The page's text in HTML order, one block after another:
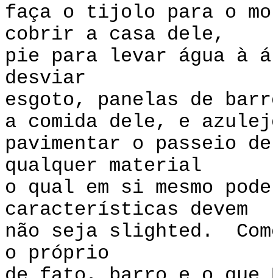
faça o tijolo para o
cobrir a casa dele,
pie para levar água à
desviar
esgoto, panelas de
a comida dele, e
pavimentar o passeio
qualquer material
o qual em si mesmo
características devem
não seja slighted.
o próprio